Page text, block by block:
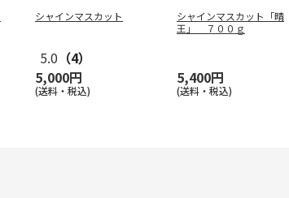
シャインマスカット
5.0 （4）
5,000円
(送料・税込)
シャインマスカット「晴
王」 ７００ｇ
5,400円
(送料・税込)